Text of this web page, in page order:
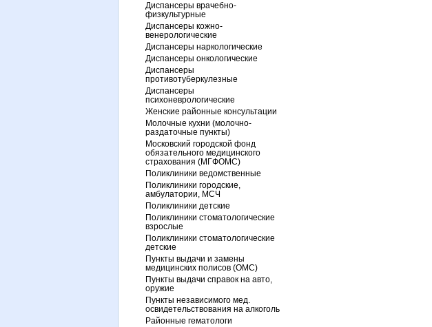
Диспансеры врачебно-
физкультурные
Диспансеры кожно-
венерологические
Диспансеры наркологические
Диспансеры онкологические
Диспансеры
противотуберкулезные
Диспансеры
психоневрологические
Женские районные консультации
Молочные кухни (молочно-
раздаточные пункты)
Московский городской фонд
обязательного медицинского
страхования (МГФОМС)
Поликлиники ведомственные
Поликлиники городские,
амбулатории, МСЧ
Поликлиники детские
Поликлиники стоматологические
взрослые
Поликлиники стоматологические
детские
Пункты выдачи и замены
медицинских полисов (ОМС)
Пункты выдачи справок на авто,
оружие
Пункты независимого мед.
освидетельствования на алкоголь
Районные гематологи